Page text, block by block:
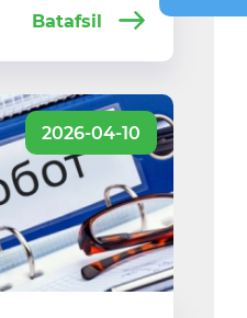
Batafsil
2026-04-10